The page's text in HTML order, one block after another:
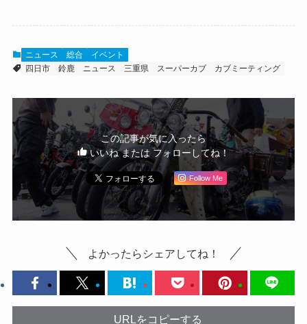
ニュース 総合
イベント
四日市
鈴鹿 ニュース 三重県 スーパーカブ カブミーティング
この記事が気に入ったら
いいね または フォローしてね！
Follow Me
よかったらシェアしてね！
URLをコピーする